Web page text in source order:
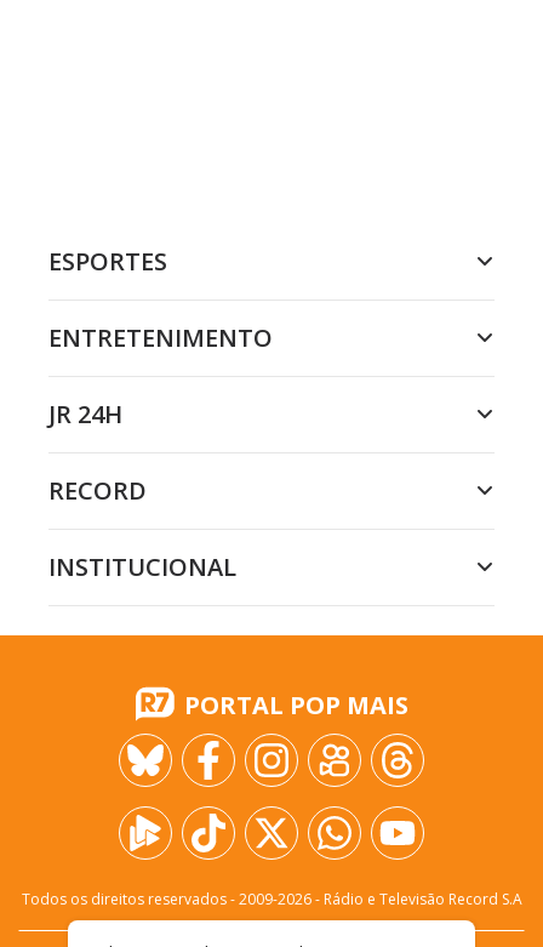
ESPORTES
ENTRETENIMENTO
JR 24H
RECORD
INSTITUCIONAL
PORTAL POP MAIS
Todos os direitos reservados - 2009-2026- Rádio e Televisão Record S.A